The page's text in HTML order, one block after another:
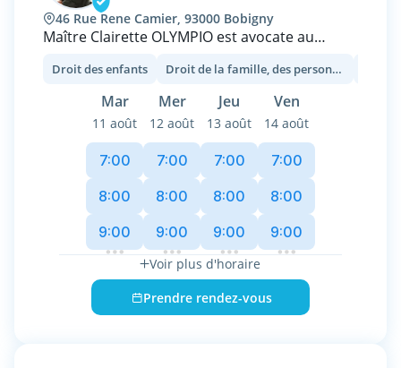
46 Rue Rene Camier, 93000 Bobigny
Maître Clairette OLYMPIO est avocate au
Avocate depuis 2020, elle a commencé sa
carrière dans un cabinet parisien avant de
Déterminée et rigoureuse, Maître Clairette
OLYMPIO opère en droit pénal quel que soit le
type d’infraction. Elle intervient à tous les
stades de la procédure, que vous soyez
auteur(e) ou victime.
En droit de la famille, elle vous accompagne en
Droit des enfants Droit de la famille, des personnes et de leur patrimoine
Mar Mer Jeu Ven
11 août 12 août 13 août 14 août
7:00
8:00
9:00
7:00
8:00
9:00
7:00
8:00
9:00
7:00
8:00
9:00
Voir plus d'horaire
Prendre rendez-vous